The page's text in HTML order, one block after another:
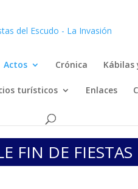
Actos Crónica Kábilas
turísticos Enlaces
FIN DE FIESTAS